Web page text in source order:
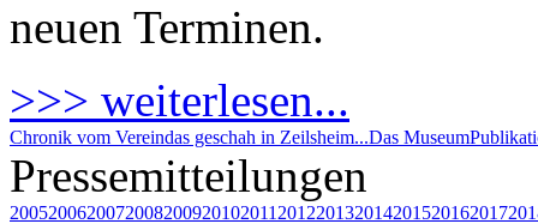
neuen Terminen.
>>> weiterlesen...
Chronik vom Vereindas geschah in Zeilsheim...Das Museum
Pressemitteilungen
2005200620072008200920102011 201220132014201520162017